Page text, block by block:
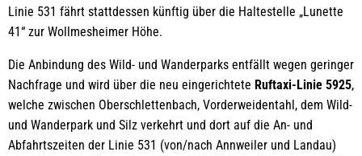
Linie 531 fährt stattdessen künftig über die Haltestelle „Lunette
41“ zur Wollmesheimer Höhe.
Die Anbindung des Wild- und Wanderparks entfällt wegen geringer
Nachfrage und wird über die neu eingerichtete Ruftaxi-Linie 5925,
welche zwischen Oberschlettenbach, Vorderweidentahl, dem Wild-
und Wanderpark und Silz verkehrt und dort auf die An- und
Abfahrtszeiten der Linie 531 (von/nach Annweiler und Landau)